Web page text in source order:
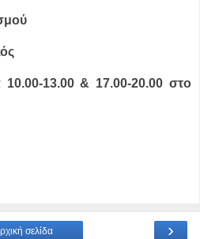
10.00-13.00 & 17.00-20.00 στο
›
σελίδα